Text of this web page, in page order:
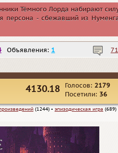
Тёмного Лорда набирают
персона - сбежавший из
Объявления: 1
Голосов: 2179
Посетили: 36
4130.18
(1244) ▪ эпизодическая игра (689)